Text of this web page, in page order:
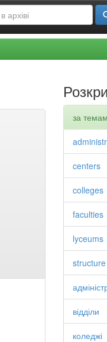
за
centers
colleges
faculties
lyceums
відділи
коледжі